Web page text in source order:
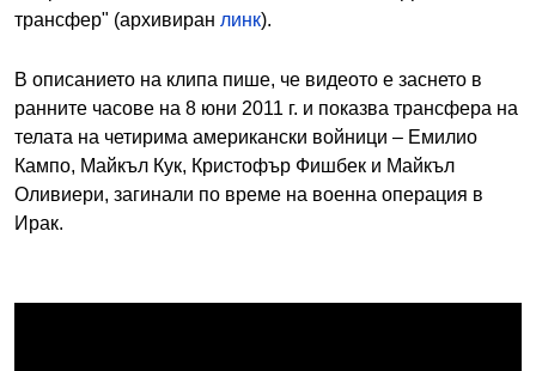
трансфер" (архивиран линк).
В описанието на клипа пише, че видеото е заснето в
ранните часове на 8 юни 2011 г. и показва трансфера на
телата на четирима американски войници – Емилио
Кампо, Майкъл Кук, Кристофър Фишбек и Майкъл
Оливиери, загинали по време на военна операция в
Ирак.